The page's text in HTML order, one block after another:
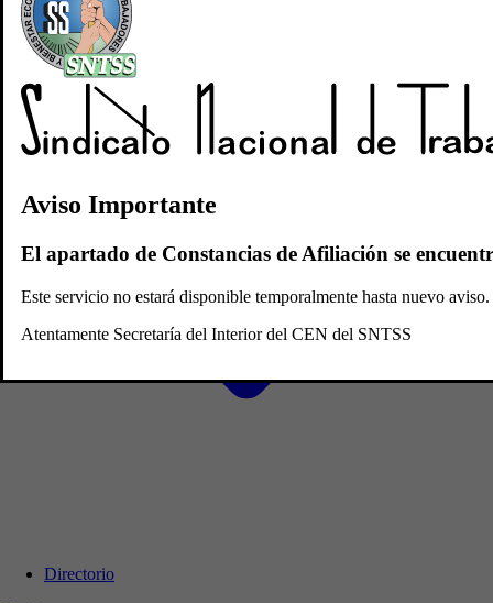
Inicio
Quiénes Somos
Directorio
Aviso Importante
El apartado de Constancias de Afiliación se
Este servicio no estará disponible temporalmente hasta nuevo
Atentamente Secretaría del Interior del CEN del SNTSS